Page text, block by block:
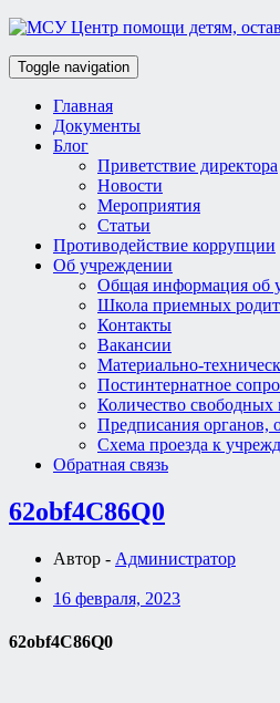
Toggle navigation
Главная
Документы
Блог
Приветствие директора
Новости
Мероприятия
Статьи
Противодействие коррупции
Об учреждении
Общая информация об
Школа приемных
Контакты
Вакансии
Материально-
Постинтернатное
Количество свободных
Предписания органов,
Схема проезда к
Обратная связь
62obf4C86Q0
Автор - Администратор
16 февраля, 2023
62obf4C86Q0